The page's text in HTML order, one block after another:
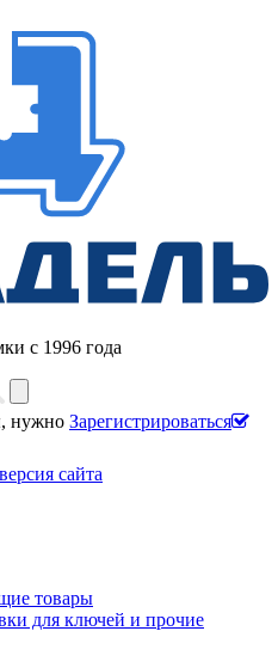
с 1996 года
нужно Зарегистрироваться
сайта
товары
для ключей и прочие